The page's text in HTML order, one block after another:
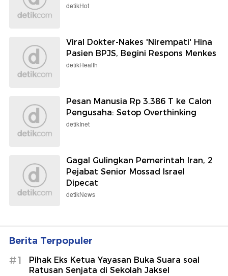
detikHot
Viral Dokter-Nakes 'Nirempati' Hina
Pasien BPJS, Begini Respons Menkes
detikHealth
Pesan Manusia Rp 3.386 T ke Calon
Pengusaha: Setop Overthinking
detikInet
Gagal Gulingkan Pemerintah Iran, 2
Pejabat Senior Mossad Israel
Dipecat
detikNews
Berita Terpopuler
#1
Pihak Eks Ketua Yayasan Buka Suara soal
Ratusan Senjata di Sekolah Jaksel